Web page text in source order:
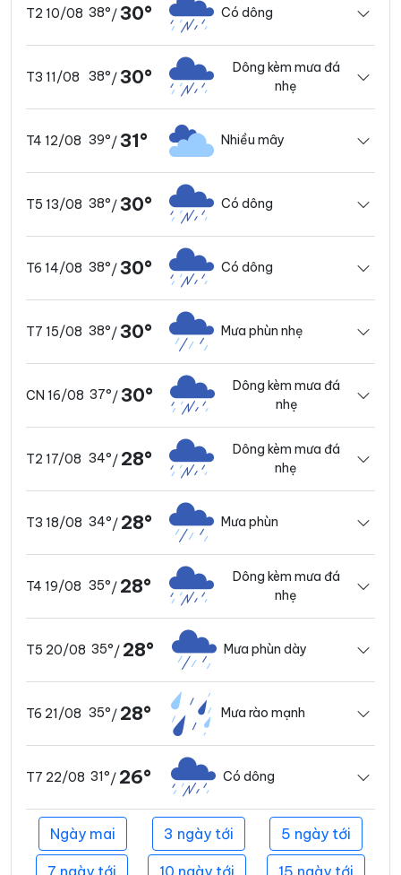
T2 10/08 38°/30° Có dông
T3 11/08 38°/30°
Dông kèm mưa đá
nhẹ
T4 12/08 39°/31° Nhiều mây
T5 13/08 38°/30° Có dông
T6 14/08 38°/30° Có dông
T7 15/08 38°/30° Mưa phùn nhẹ
CN 16/08 37°/30°
Dông kèm mưa đá
nhẹ
T2 17/08 34°/ 28°
Dông kèm mưa đá
nhẹ
T3 18/08 34°/ 28° Mưa phùn
T4 19/08 35°/ 28°
Dông kèm mưa đá
nhẹ
T5 20/08 35°/ 28° Mưa phùn dày
T6 21/08 35°/ 28° Mưa rào mạnh
T7 22/08 31°/ 26° Có dông
Ngày mai 3 ngày tới 5 ngày tới
7 ngày tới 10 ngày tới 15 ngày tới